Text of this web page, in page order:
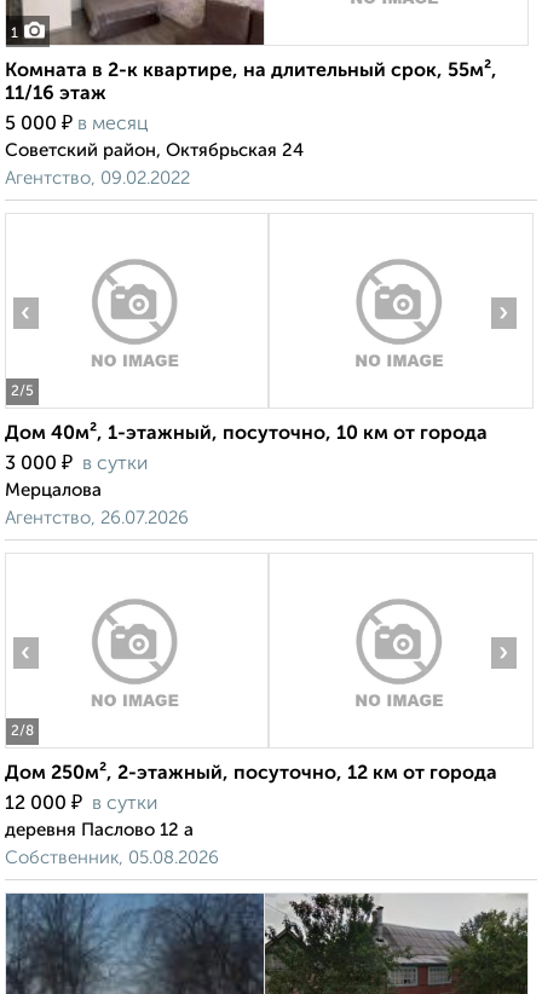
1
Комната в 2-к квартире, на длительный срок, 55м²,
11/16 этаж
5 000 ₽ в месяц
Советский район, Октябрьская 24
Агентство, 09.02.2022
2/5
‹ ›
Дом 40м², 1-этажный, посуточно, 10 км от города
3 000 ₽ в сутки
Мерцалова
Агентство, 26.07.2026
2/8
‹ ›
Дом 250м², 2-этажный, посуточно, 12 км от города
12 000 ₽ в сутки
деревня Паслово 12 а
Собственник, 05.08.2026